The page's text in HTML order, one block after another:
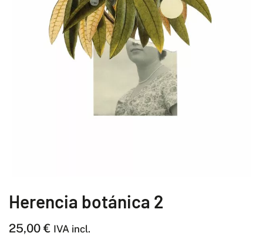
Herencia botánica 2
25,00€ IVA incl.